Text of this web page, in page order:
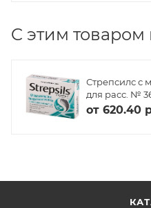
C этим товаром
Стрепсилс с
для расс. №
от 620.40